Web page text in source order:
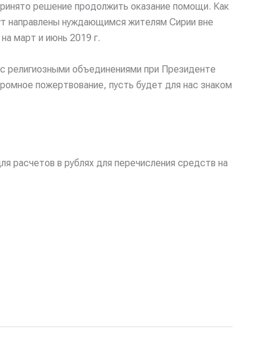
решение продолжить оказание помощи. Как
направлены нуждающимся жителям Сирии вне
март и июнь 2019 г.
объединениями при Президенте
пожертвование, пусть будет для нас знаком
расчетов в рублях для перечисления средств на